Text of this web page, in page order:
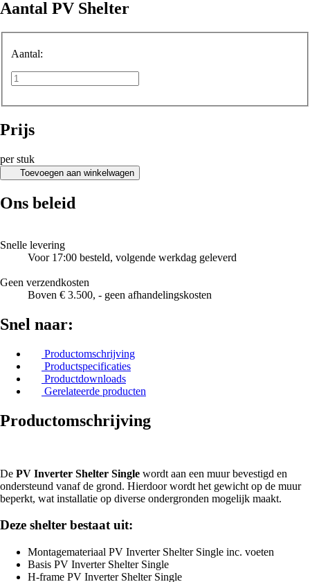
Aantal PV Shelter
Aantal:
Prijs
per stuk
Toevoegen aan winkelwagen
Ons beleid
Snelle levering
Voor 17:00 besteld, volgende werkdag geleverd
Geen verzendkosten
Boven € 3.500, - geen afhandelingskosten
Snel naar:
Productomschrijving
Productspecificaties
Productdownloads
Gerelateerde producten
Productomschrijving
De PV Inverter Shelter Single wordt aan een muur bevestigd en
ondersteund vanaf de grond. Hierdoor wordt het gewicht op de muur
beperkt, wat installatie op diverse ondergronden mogelijk maakt.
Deze shelter bestaat uit:
Montagemateriaal PV Inverter Shelter Single inc. voeten
Basis PV Inverter Shelter Single
H-frame PV Inverter Shelter Single